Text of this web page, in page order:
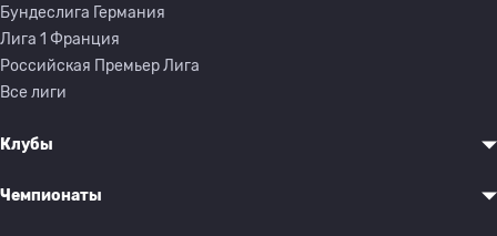
Бундеслига Германия
Лига 1 Франция
Российская Премьер Лига
Все лиги
Клубы
Чемпионаты